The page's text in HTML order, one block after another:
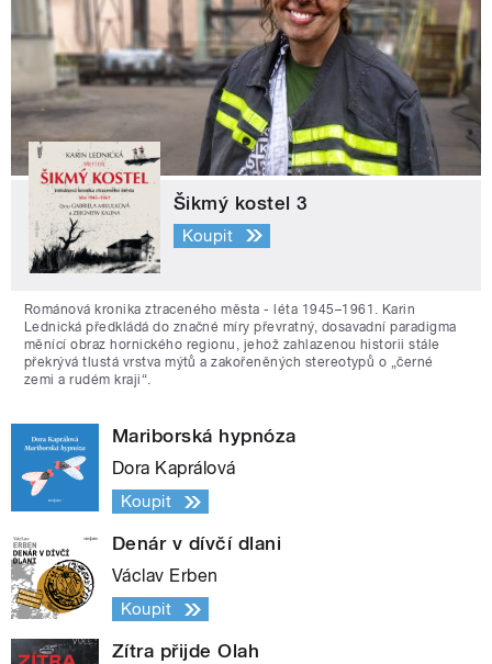
Šikmý kostel 3
Koupit
Románová kronika ztraceného města - léta 1945–1961. Karin
Lednická předkládá do značné míry převratný, dosavadní paradigma
měnící obraz hornického regionu, jehož zahlazenou historii stále
překrývá tlustá vrstva mýtů a zakořeněných stereotypů o „černé
zemi a rudém kraji“.
Mariborská hypnóza
Dora Kaprálová
Koupit
Denár v dívčí dlani
Václav Erben
Koupit
Zítra přijde Olah